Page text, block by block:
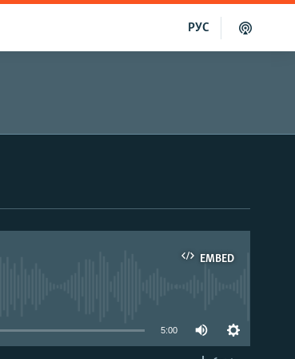
РУС
EMBED
5:00